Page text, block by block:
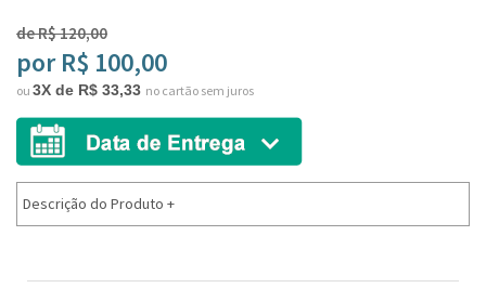
de R$ 120,00
por R$ 100,00
ou 3X de R$ 33,33 no cartão sem juros
Descrição do Produto +